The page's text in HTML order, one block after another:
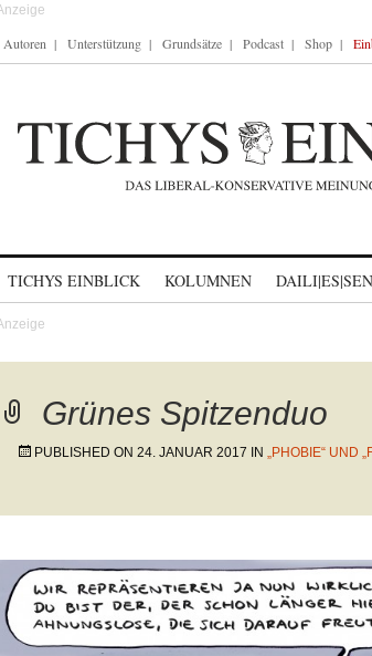
Autoren Unterstützung Grundsätze Podcast Shop
TICHYS EINBLICK KOLUMNEN
Grünes Spitzenduo
PUBLISHED ON 24. JANUAR 2017 IN „PHOBIE“ UND